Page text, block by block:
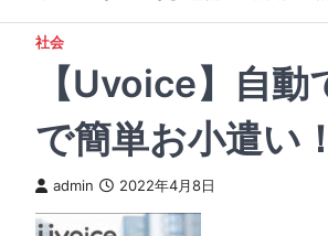
社会
【Uvoice】自
で簡単お小遣い！
admin 2022年4月8日